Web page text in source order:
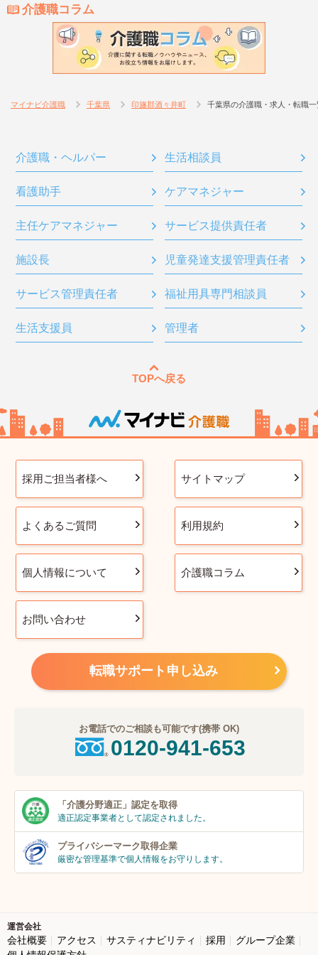
介護職コラム
マイナビ介護職 千葉県 印旛郡酒々井町 千葉県の介護職・求人・転職一
介護職・ヘルパー 生活相談員
看護助手 ケアマネジャー
主任ケアマネジャー サービス提供責任者
施設長 児童発達支援管理責任者
サービス管理責任者 福祉用具専門相談員
生活支援員 管理者
TOPへ戻る
採用ご担当者様へ サイトマップ
よくあるご質問 利用規約
個人情報について 介護職コラム
お問い合わせ
転職サポート申し込み
お電話でのご相談も可能です(携帯 OK)
0120-941-653
「介護分野適正」 認定を取得
適正認定事業者として認定されました。
プライバシーマーク取得企業
厳密な管理基準で個人情報をお守りします。
運営会社
会社概要 アクセス サスティナビリティ 採用
グループ企業